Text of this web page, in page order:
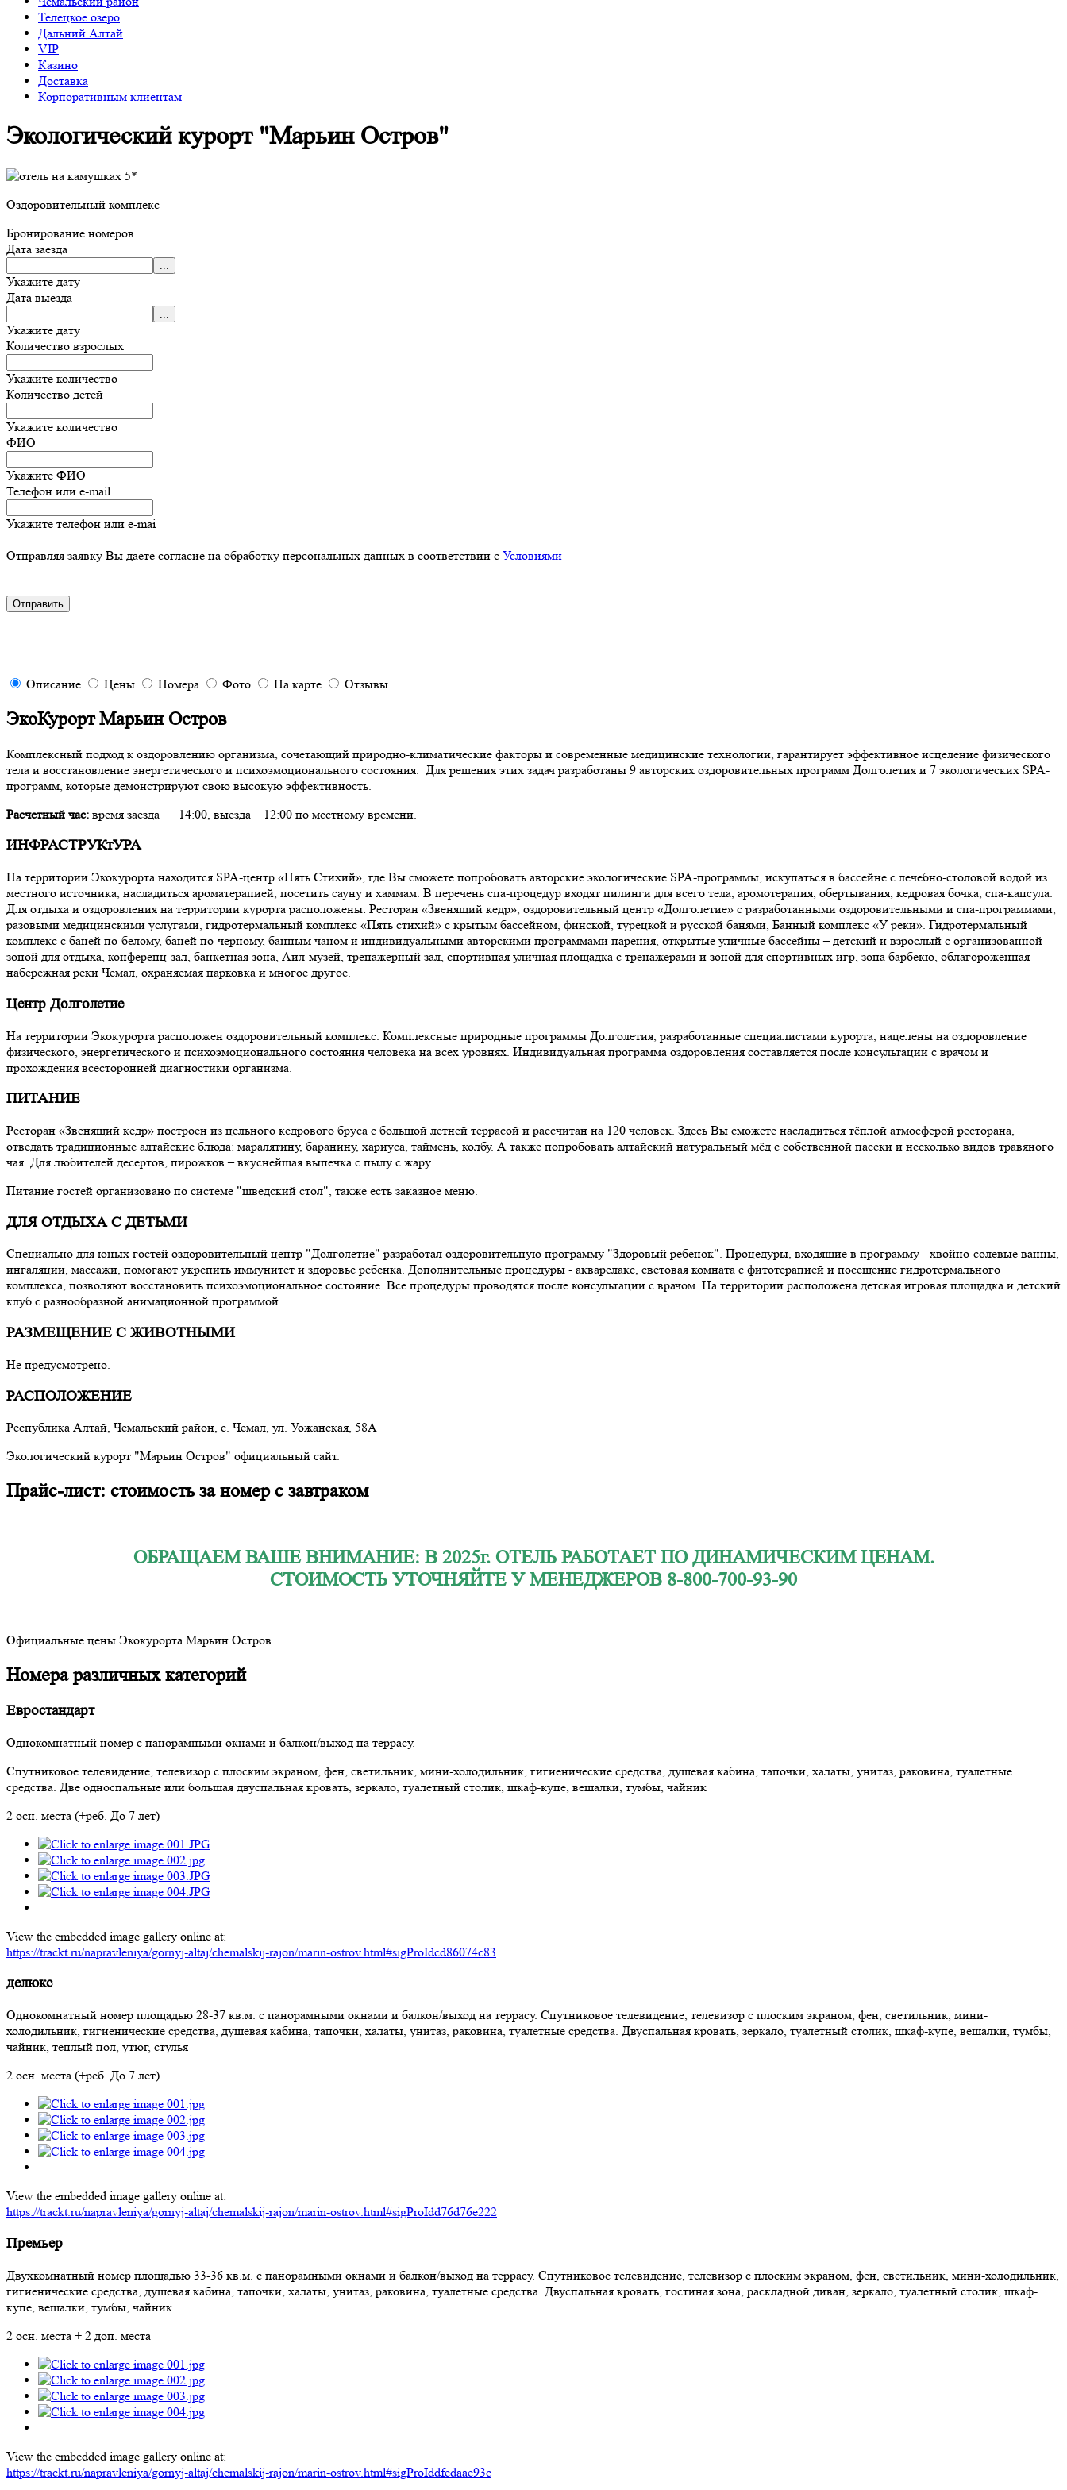
Телецкое озеро
Дальний Алтай
VIP
Казино
Доставка
Корпоративным клиентам
Экологический курорт "Марьин Остров"
Оздоровительный комплекс
Бронирование номеров
Дата заезда
Укажите дату
Дата выезда
Укажите дату
Количество взрослых
Укажите количество
Количество детей
Укажите количество
ФИО
Укажите ФИО
Телефон или e-mail
Укажите телефон или e-mai
Отправляя заявку Вы даете согласие на обработку персональных данных в соответствии с Условиями
Описание Цены Номера Фото На карте Отзывы
ЭкоКурорт Марьин Остров
Комплексный подход к оздоровлению организма, сочетающий природно-климатические факторы и современные медицинские технологии, гарантирует эффективное исцеление физического
тела и восстановление энергетического и психоэмоционального состояния. Для решения этих задач разработаны 9 авторских оздоровительных программ Долголетия и 7 экологических SPA-
программ, которые демонстрируют свою высокую эффективность.
Расчетный час: время заезда — 14:00, выезда – 12:00 по местному времени.
ИНФРАСТРУКтУРА
На территории Экокурорта находится SPA-центр «Пять Стихий», где Вы сможете попробовать авторские экологические SPA-программы, искупаться в бассейне с лечебно-столовой водой из
местного источника, насладиться ароматерапией, посетить сауну и хаммам. В перечень спа-процедур входят пилинги для всего тела, аромотерапия, обертывания, кедровая бочка, спа-капсула.
Для отдыха и оздоровления на территории курорта расположены: Ресторан «Звенящий кедр», оздоровительный центр «Долголетие» с разработанными оздоровительными и спа-программами,
разовыми медицинскими услугами, гидротермальный комплекс «Пять стихий» с крытым бассейном, финской, турецкой и русской банями, Банный комплекс «У реки». Гидротермальный
комплекс с баней по-белому, баней по-черному, банным чаном и индивидуальными авторскими программами парения, открытые уличные бассейны – детский и взрослый с организованной
зоной для отдыха, конференц-зал, банкетная зона, Аил-музей, тренажерный зал, спортивная уличная площадка с тренажерами и зоной для спортивных игр, зона барбекю, облагороженная
набережная реки Чемал, охраняемая парковка и многое другое.
Центр Долголетие
На территории Экокурорта расположен оздоровительный комплекс. Комплексные природные программы Долголетия, разработанные специалистами курорта, нацелены на оздоровление
физического, энергетического и психоэмоционального состояния человека на всех уровнях. Индивидуальная программа оздоровления составляется после консультации с врачом и
прохождения всесторонней диагностики организма.
ПИТАНИЕ
Ресторан «Звенящий кедр» построен из цельного кедрового бруса с большой летней террасой и рассчитан на 120 человек. Здесь Вы сможете насладиться тёплой атмосферой ресторана,
отведать традиционные алтайские блюда: маралятину, баранину, хариуса, таймень, колбу. А также попробовать алтайский натуральный мёд с собственной пасеки и несколько видов травяного
чая. Для любителей десертов, пирожков – вкуснейшая выпечка с пылу с жару.
Питание гостей организовано по системе "шведский стол", также есть заказное меню.
ДЛЯ ОТДЫХА С ДЕТЬМИ
Специально для юных гостей оздоровительный центр "Долголетие" разработал оздоровительную программу "Здоровый ребёнок". Процедуры, входящие в программу - хвойно-солевые ванны,
ингаляции, массажи, помогают укрепить иммунитет и здоровье ребенка. Дополнительные процедуры - акварелакс, световая комната с фитотерапией и посещение гидротермального
комплекса, позволяют восстановить психоэмоциональное состояние. Все процедуры проводятся после консультации с врачом. На территории расположена детская игровая площадка и детский
клуб с разнообразной анимационной программой
РАЗМЕЩЕНИЕ С ЖИВОТНЫМИ
Не предусмотрено.
РАСПОЛОЖЕНИЕ
Республика Алтай, Чемальский район, с. Чемал, ул. Уожанская, 58А
Экологический курорт "Марьин Остров" официальный сайт.
Прайс-лист: стоимость за номер с завтраком
ОБРАЩАЕМ ВАШЕ ВНИМАНИЕ: В 2025г. ОТЕЛЬ РАБОТАЕТ ПО ДИНАМИЧЕСКИМ ЦЕНАМ.
СТОИМОСТЬ УТОЧНЯЙТЕ У МЕНЕДЖЕРОВ 8-800-700-93-90
Официальные цены Экокурорта Марьин Остров.
Номера различных категорий
Евростандарт
Однокомнатный номер с панорамными окнами и балкон/выход на террасу.
Спутниковое телевидение, телевизор с плоским экраном, фен, светильник, мини-холодильник, гигиенические средства, душевая кабина, тапочки, халаты, унитаз, раковина, туалетные
средства. Две односпальные или большая двуспальная кровать, зеркало, туалетный столик, шкаф-купе, вешалки, тумбы, чайник
2 осн. места (+реб. До 7 лет)
View the embedded image gallery online at:
https://trackt.ru/napravleniya/gornyj-altaj/chemalskij-rajon/marin-ostrov.html#sigProIdcd86074c83
делюкс
Однокомнатный номер площадью 28-37 кв.м. с панорамными окнами и балкон/выход на террасу. Спутниковое телевидение, телевизор с плоским экраном, фен, светильник, мини-
холодильник, гигиенические средства, душевая кабина, тапочки, халаты, унитаз, раковина, туалетные средства. Двуспальная кровать, зеркало, туалетный столик, шкаф-купе, вешалки, тумбы,
чайник, теплый пол, утюг, стулья
2 осн. места (+реб. До 7 лет)
View the embedded image gallery online at:
https://trackt.ru/napravleniya/gornyj-altaj/chemalskij-rajon/marin-ostrov.html#sigProIdd76d76e222
Премьер
Двухкомнатный номер площадью 33-36 кв.м. с панорамными окнами и балкон/выход на террасу. Спутниковое телевидение, телевизор с плоским экраном, фен, светильник, мини-холодильник,
гигиенические средства, душевая кабина, тапочки, халаты, унитаз, раковина, туалетные средства. Двуспальная кровать, гостиная зона, раскладной диван, зеркало, туалетный столик, шкаф-
купе, вешалки, тумбы, чайник
2 осн. места + 2 доп. места
View the embedded image gallery online at:
https://trackt.ru/napravleniya/gornyj-altaj/chemalskij-rajon/marin-ostrov.html#sigProIddfedaae93c